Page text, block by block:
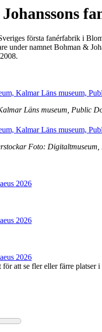
första fanérfabrik i
under namnet Bohman &
Läns museum, Public
Foto:
att se fler eller färre platser i